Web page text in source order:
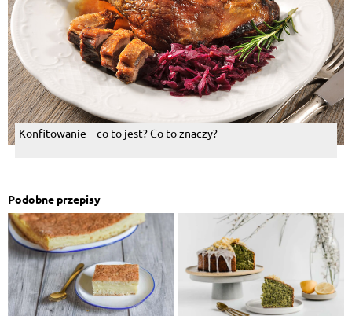
Konfitowanie – co to jest? Co to znaczy?
Podobne przepisy